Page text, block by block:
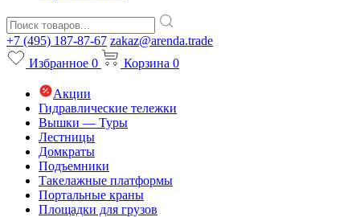
+7 (495) 187-87-67 zakaz@arenda.trade
Избранное 0 Корзина 0
Акции
Гидравлические тележки
Вышки — Туры
Лестницы
Домкраты
Подъемники
Такелажные платформы
Портальные краны
Площадки для грузов